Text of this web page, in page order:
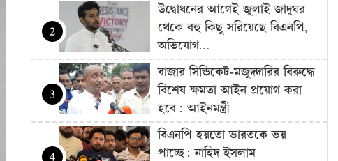
2
উদ্বোধনের আগেই জুলাই জাদুঘর
থেকে বহু কিছু সরিয়েছে বিএনপি,
অভিযোগ…
3
বাজার সিন্ডিকেট-মজুদদারির বিরুদ্ধে
বিশেষ ক্ষমতা আইন প্রয়োগ করা
হবে: আইনমন্ত্রী
4
বিএনপি হয়তো ভারতকে ভয়
পাচ্ছে: নাহিদ ইসলাম